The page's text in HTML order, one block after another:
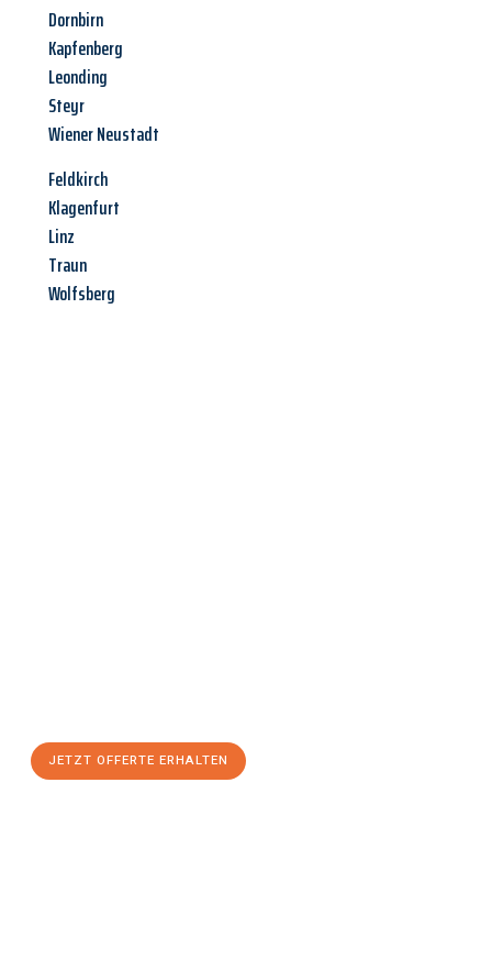
Dornbirn
Kapfenberg
Leonding
Steyr
Wiener Neustadt
Feldkirch
Klagenfurt
Linz
Traun
Wolfsberg
JETZT OFFERTE ERHALTEN